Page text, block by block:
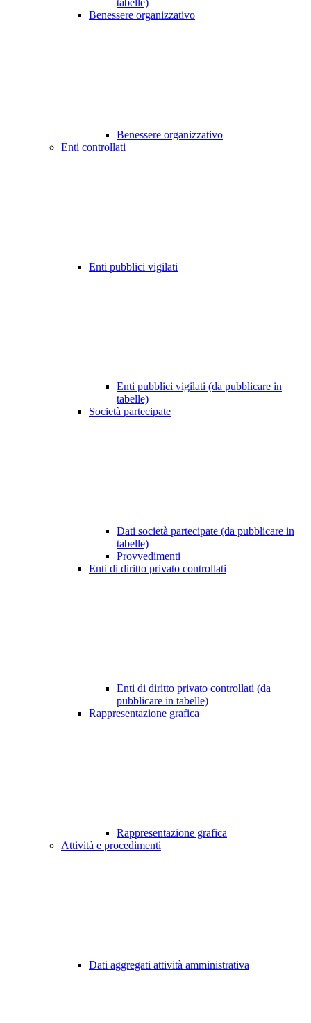
tabelle)
Benessere organizzativo
Benessere organizzativo
Enti controllati
Enti pubblici vigilati
Enti pubblici vigilati (da pubblicare in
tabelle)
Società partecipate
Dati società partecipate (da pubblicare in
tabelle)
Provvedimenti
Enti di diritto privato controllati
Enti di diritto privato controllati (da
pubblicare in tabelle)
Rappresentazione grafica
Rappresentazione grafica
Attività e procedimenti
Dati aggregati attività amministrativa